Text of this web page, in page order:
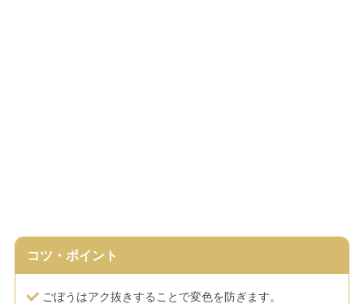
コツ・ポイント
ごぼうはアク抜きすることで変色を防ぎます。